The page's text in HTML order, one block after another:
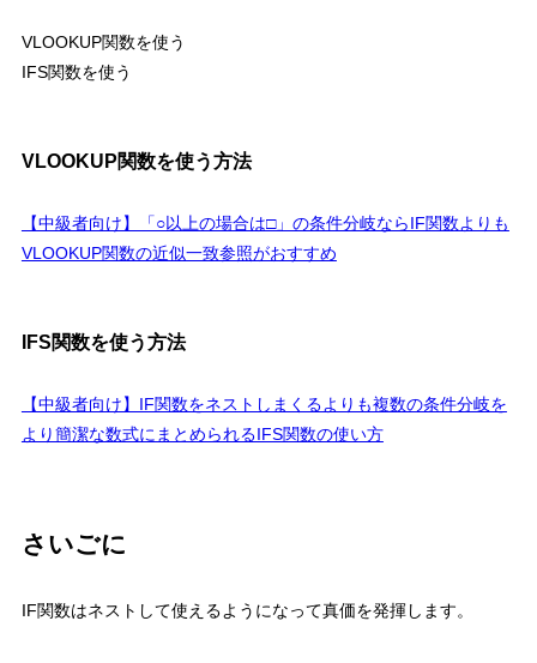
VLOOKUP関数を使う
IFS関数を使う
VLOOKUP関数を使う方法
【中級者向け】「○以上の場合は□」の条件分岐ならIF関数よりも
VLOOKUP関数の近似一致参照がおすすめ
IFS関数を使う方法
【中級者向け】IF関数をネストしまくるよりも複数の条件分岐を
より簡潔な数式にまとめられるIFS関数の使い方
さいごに
IF関数はネストして使えるようになって真価を発揮します。